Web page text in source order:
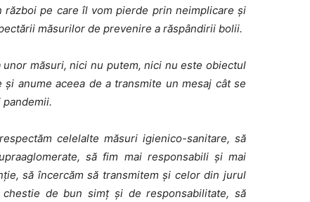
pe care îl vom pierde prin neimplicare și
măsurilor de prevenire a răspândirii bolii.
măsuri, nici nu putem, nici nu este obiectul
anume aceea de a transmite un mesaj cât se
celelalte măsuri igienico-sanitare, să
să fim mai responsabili și mai
să încercăm să transmitem și celor din jurul
de bun simț și de responsabilitate, să